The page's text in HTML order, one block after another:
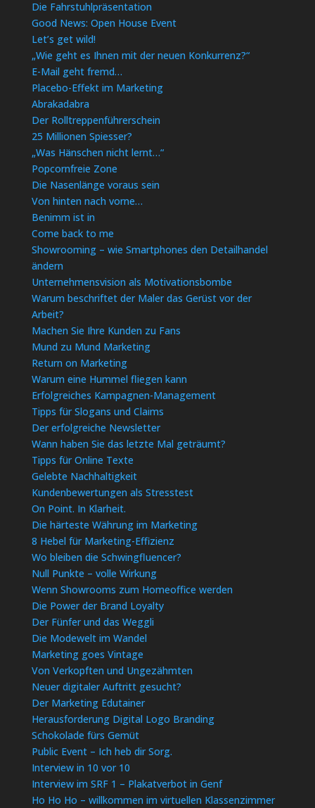
Die Fahrstuhlpräsentation
Good News: Open House Event
Let’s get wild!
„Wie geht es Ihnen mit der neuen Konkurrenz?“
E-Mail geht fremd…
Placebo-Effekt im Marketing
Abrakadabra
Der Rolltreppenführerschein
25 Millionen Spiesser?
„Was Hänschen nicht lernt…“
Popcornfreie Zone
Die Nasenlänge voraus sein
Von hinten nach vorne…
Benimm ist in
Come back to me
Showrooming – wie Smartphones den Detailhandel
ändern
Unternehmensvision als Motivationsbombe
Warum beschriftet der Maler das Gerüst vor der
Arbeit?
Machen Sie Ihre Kunden zu Fans
Mund zu Mund Marketing
Return on Marketing
Warum eine Hummel fliegen kann
Erfolgreiches Kampagnen-Management
Tipps für Slogans und Claims
Der erfolgreiche Newsletter
Wann haben Sie das letzte Mal geträumt?
Tipps für Online Texte
Gelebte Nachhaltigkeit
Kundenbewertungen als Stresstest
On Point. In Klarheit.
Die härteste Währung im Marketing
8 Hebel für Marketing-Effizienz
Wo bleiben die Schwingfluencer?
Null Punkte – volle Wirkung
Wenn Showrooms zum Homeoffice werden
Die Power der Brand Loyalty
Der Fünfer und das Weggli
Die Modewelt im Wandel
Marketing goes Vintage
Von Verkopften und Ungezähmten
Neuer digitaler Auftritt gesucht?
Der Marketing Edutainer
Herausforderung Digital Logo Branding
Schokolade fürs Gemüt
Public Event – Ich heb dir Sorg.
Interview in 10 vor 10
Interview im SRF 1 – Plakatverbot in Genf
Ho Ho Ho – willkommen im virtuellen Klassenzimmer